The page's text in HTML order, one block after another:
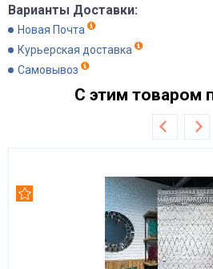
Варианты Доставки:
Новая Почта
Курьерская доставка
Самовывоз
С этим товаром